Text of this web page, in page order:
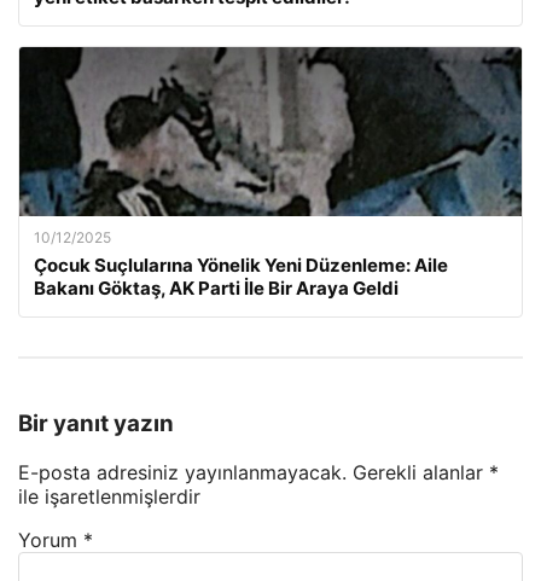
10/12/2025
Çocuk Suçlularına Yönelik Yeni Düzenleme: Aile
Bakanı Göktaş, AK Parti İle Bir Araya Geldi
Bir yanıt yazın
E-posta adresiniz yayınlanmayacak. Gerekli alanlar *
ile işaretlenmişlerdir
Yorum *